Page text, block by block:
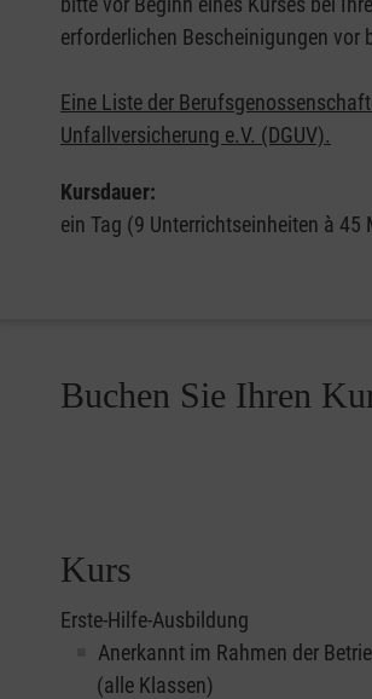
erforderlichen Bescheinigungen vor
Eine Liste der
Unfallversicherung e.V. (DGUV).
Kursdauer:
ein Tag (9 Unterrichtseinheiten à 45
Buchen Sie Ihren
Kurs
Erste-Hilfe-Ausbildung
Anerkannt im Rahmen der
(alle Klassen)